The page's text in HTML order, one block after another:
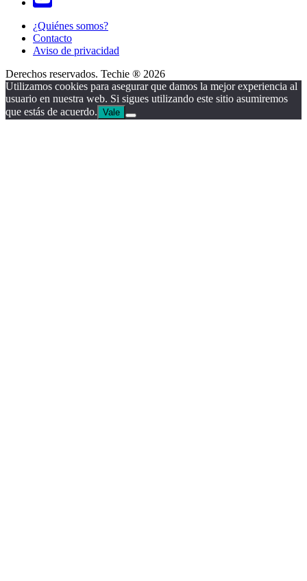
¿Quiénes somos?
Contacto
Aviso de privacidad
Derechos reservados. Techie ® 2026
Utilizamos cookies para asegurar que damos la mejor experiencia al
usuario en nuestra web. Si sigues utilizando este sitio asumiremos
que estás de acuerdo. Vale